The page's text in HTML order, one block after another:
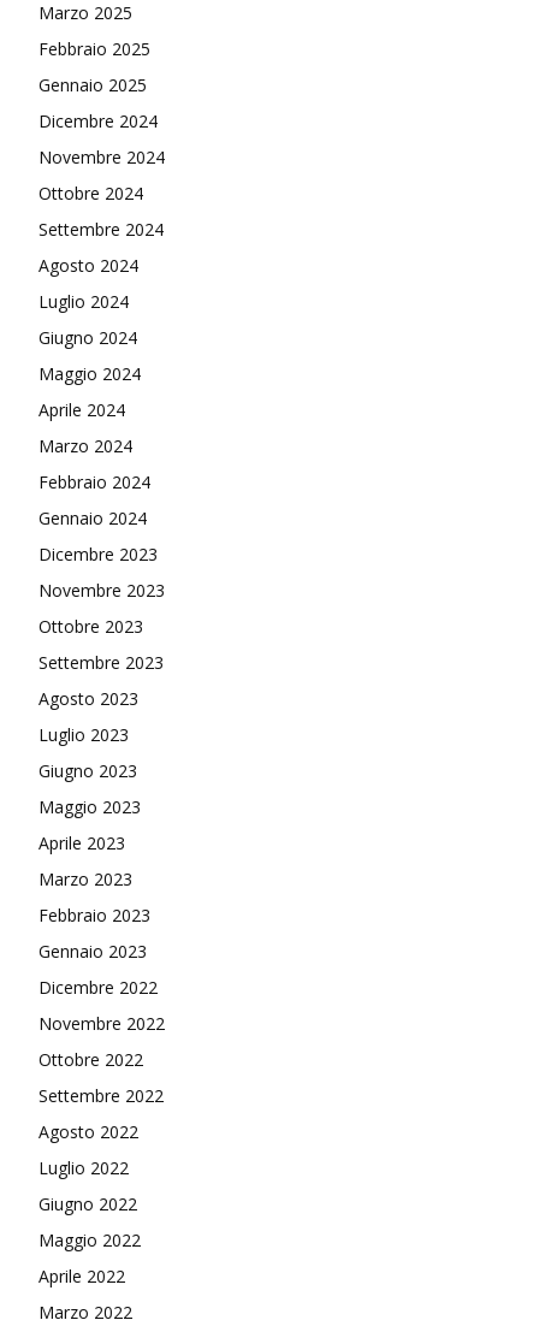
Marzo 2025
Febbraio 2025
Gennaio 2025
Dicembre 2024
Novembre 2024
Ottobre 2024
Settembre 2024
Agosto 2024
Luglio 2024
Giugno 2024
Maggio 2024
Aprile 2024
Marzo 2024
Febbraio 2024
Gennaio 2024
Dicembre 2023
Novembre 2023
Ottobre 2023
Settembre 2023
Agosto 2023
Luglio 2023
Giugno 2023
Maggio 2023
Aprile 2023
Marzo 2023
Febbraio 2023
Gennaio 2023
Dicembre 2022
Novembre 2022
Ottobre 2022
Settembre 2022
Agosto 2022
Luglio 2022
Giugno 2022
Maggio 2022
Aprile 2022
Marzo 2022